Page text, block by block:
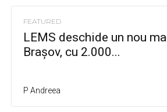
FEATURED
LEMS deschide un nou
Brașov, cu 2.000...
P Andreea